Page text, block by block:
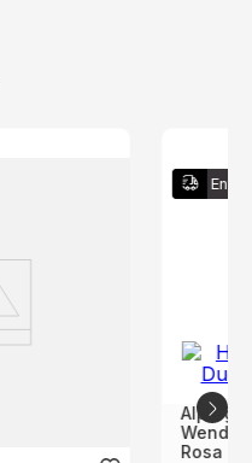
Wendy
Rosa